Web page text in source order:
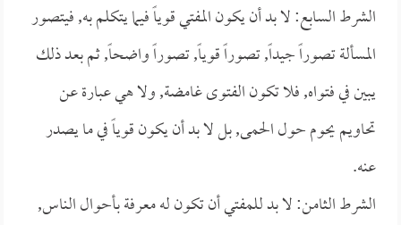
الشرط السابع: لا بد أن يكون المفتي قوياً فيما يتكلم به, فيتصور
المسألة تصوراً جيداً, تصوراً قوياً, تصوراً واضحاً, ثم بعد ذلك
يبين في فتواه, فلا تكون الفتوى غامضة, ولا هي عبارة عن
تحاويم يحوم حول الحمى, بل لا بد أن يكون قوياً في ما يصدر
عنه.
الشرط الثامن: لا بد للمفتي أن تكون له معرفة بأحوال الناس,